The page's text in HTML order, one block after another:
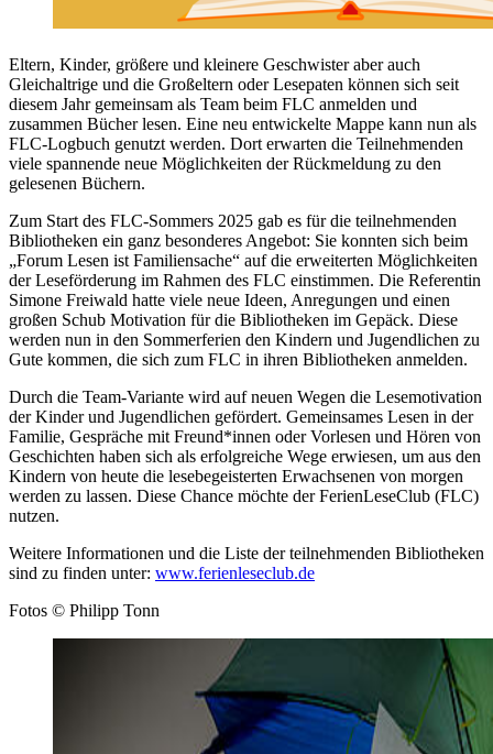
Eltern, Kinder, größere und kleinere Geschwister aber auch
Gleichaltrige und die Großeltern oder Lesepaten können sich seit
diesem Jahr gemeinsam als Team beim FLC anmelden und
zusammen Bücher lesen. Eine neu entwickelte Mappe kann nun als
FLC-Logbuch genutzt werden. Dort erwarten die Teilnehmenden
viele spannende neue Möglichkeiten der Rückmeldung zu den
gelesenen Büchern.
Zum Start des FLC-Sommers 2025 gab es für die teilnehmenden
Bibliotheken ein ganz besonderes Angebot: Sie konnten sich beim
„Forum Lesen ist Familiensache“ auf die erweiterten Möglichkeiten
der Leseförderung im Rahmen des FLC einstimmen. Die Referentin
Simone Freiwald hatte viele neue Ideen, Anregungen und einen
großen Schub Motivation für die Bibliotheken im Gepäck. Diese
werden nun in den Sommerferien den Kindern und Jugendlichen zu
Gute kommen, die sich zum FLC in ihren Bibliotheken anmelden.
Durch die Team-Variante wird auf neuen Wegen die Lesemotivation
der Kinder und Jugendlichen gefördert. Gemeinsames Lesen in der
Familie, Gespräche mit Freund*innen oder Vorlesen und Hören von
Geschichten haben sich als erfolgreiche Wege erwiesen, um aus den
Kindern von heute die lesebegeisterten Erwachsenen von morgen
werden zu lassen. Diese Chance möchte der FerienLeseClub (FLC)
nutzen.
Weitere Informationen und die Liste der teilnehmenden Bibliotheken
sind zu finden unter: www.ferienleseclub.de
Fotos © Philipp Tonn